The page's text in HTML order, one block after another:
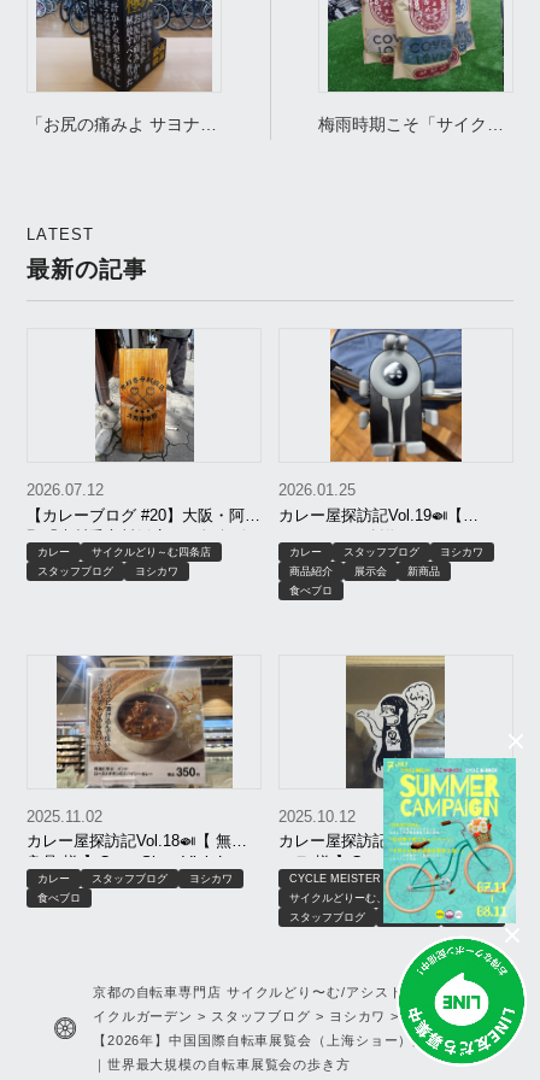
「お尻の痛みよ サヨナ
梅雨時期こそ「サイクル
LATEST
最新の記事
【カレーブログ #20】大阪・阿倍
野「木村香辛料飯店」の魚介ビ
リヤニが100点満点だった
2026.07.12
カレー
サイクルどり～む四条店
スタッフブログ
ヨシカワ
カレー屋探訪記Vol.19🍛【
SmileSpice~創作スパイスカレー
と朝カレー 様 】Curry Shop Visit
Log Vol.19 東京編
2026.01.25
カレー スタッフブログ
ヨシカワ
商品紹介
展示会
新商品
食べブロ
カレー屋探訪記Vol.18🍛【 無印
良品 様 】Curry Shop Visit Log
Vol.18 良品計画 良品週間
2025.11.02
カレー スタッフブログ
ヨシカワ
食べブロ
カレー屋探訪記Vol.17🍛【 ムジ
ャラ 様 】Curry Shop Visit Log
Vol.17 ムジャラ
2025.10.12
CYCLE MEISTER AWARD
カレー
サイクルどりーむ、アシスト＆サイクル轍
スタッフブログ
ヨシカワ 食べブロ
京都の自転車専門店 サイクルどり〜む/アシスト&サイクル轍/サ
イクルガーデン > スタッフブログ > ヨシカワ > カレー
【2026年】中国国際自転車展覧会（上海ショー）完全レポート
｜世界最大規模の自転車展覧会の歩き方